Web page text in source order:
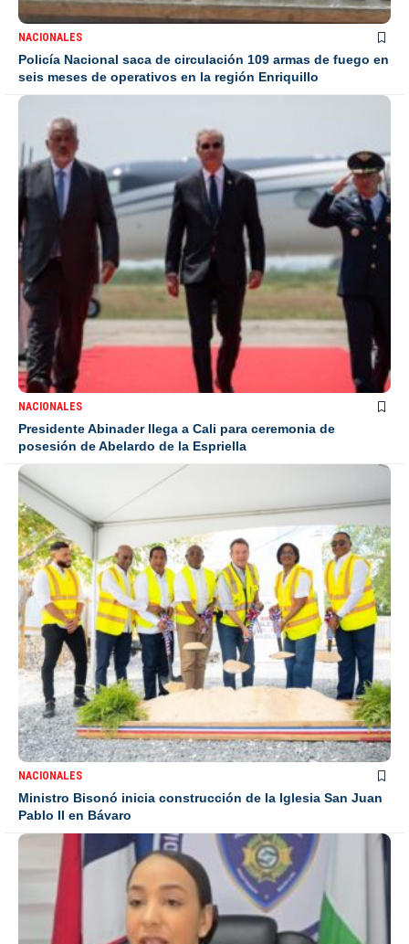
NACIONALES
Policía Nacional saca de circulación 109 armas de fuego en
seis meses de operativos en la región Enriquillo
NACIONALES
Presidente Abinader llega a Cali para ceremonia de
posesión de Abelardo de la Espriella
NACIONALES
Ministro Bisonó inicia construcción de la Iglesia San Juan
Pablo II en Bávaro